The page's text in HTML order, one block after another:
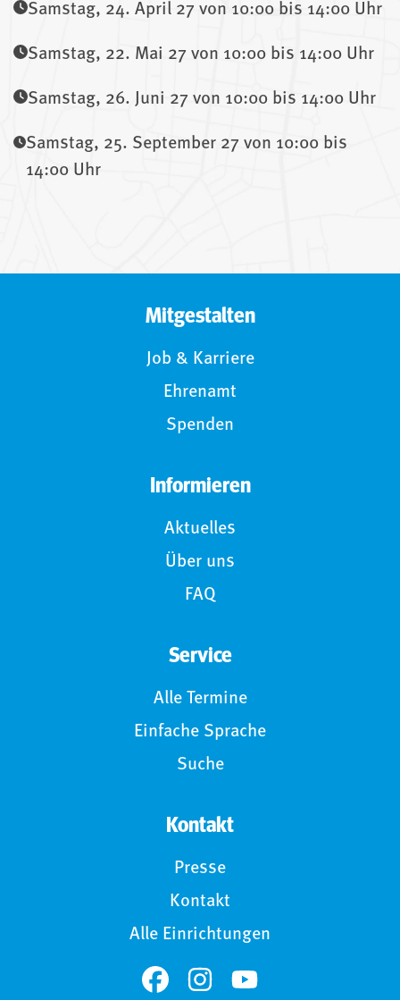
Samstag, 24. April 27 von 10:00 bis 14:00 Uhr
Samstag, 22. Mai 27 von 10:00 bis 14:00 Uhr
Samstag, 26. Juni 27 von 10:00 bis 14:00 Uhr
Samstag, 25. September 27 von 10:00 bis
14:00 Uhr
Mitgestalten
Job & Karriere
Ehrenamt
Spenden
Informieren
Aktuelles
Über uns
FAQ
Service
Alle Termine
Einfache Sprache
Suche
Kontakt
Presse
Kontakt
Alle Einrichtungen